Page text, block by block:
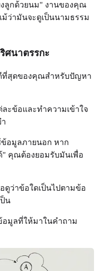
งลูกด้วยนม" งานของคุณ
ว่ามันจะดูเป็นนามธรรม
ศนาตรรกะ
ที่สุดของคุณสำหรับปัญหา
ะข้อและทำความเข้าใจ
ข้อมูลภายนอก หาก
" คุณต้องยอมรับมันเพื่อ
ดูว่าข้อใดเป็นไปตามข้อ
น
อมูลที่ให้มาในคำถาม